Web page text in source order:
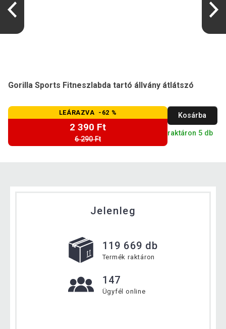
Gorilla Sports Fitneszlabda tartó állvány átlátszó
LEÁRAZVA -62 %
2 390 Ft
6 290 Ft
Kosárba
raktáron 5 db
Jelenleg
119 669 db
Termék raktáron
147
Ügyfél online